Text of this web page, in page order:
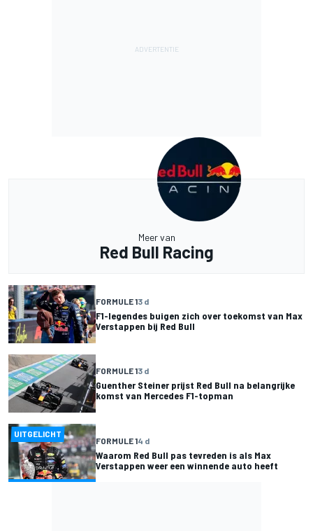
Meer van
Red Bull Racing
FORMULE 13 d
F1-legendes buigen zich over toekomst van Max
Verstappen bij Red Bull
FORMULE 13 d
Guenther Steiner prijst Red Bull na belangrijke
komst van Mercedes F1-topman
UITGELICHT
FORMULE 14 d
Waarom Red Bull pas tevreden is als Max
Verstappen weer een winnende auto heeft